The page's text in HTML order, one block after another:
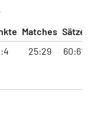
Matches Sätze
25:29 60:61